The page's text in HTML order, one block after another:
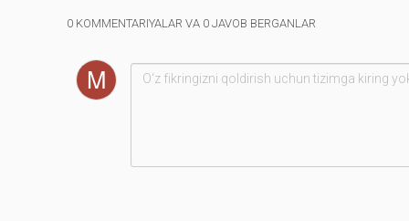
0 KOMMENTARIYALAR VA 0 JAVOB BERGANLAR